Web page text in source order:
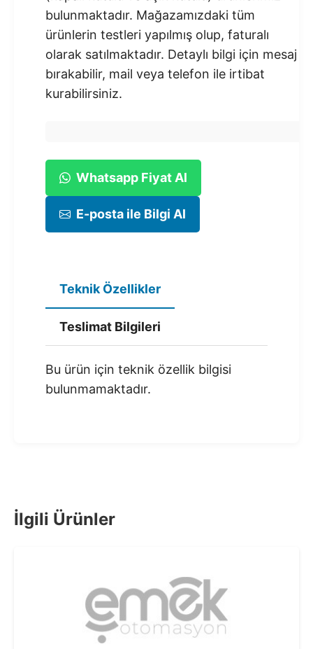
bulunmaktadır.​ Mağazamızdaki tüm
ürünlerin testleri yapılmış olup, faturalı
olarak satılmaktadır. Detaylı bilgi için mesaj
bırakabilir, mail veya telefon ile irtibat
kurabilirsiniz.
Whatsapp Fiyat Al
E-posta ile Bilgi Al
Teknik Özellikler
Teslimat Bilgileri
Bu ürün için teknik özellik bilgisi
bulunmamaktadır.
İlgili Ürünler